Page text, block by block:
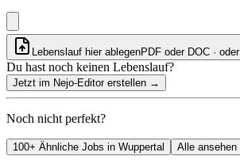
Lebenslauf hier ablegenPDF oder DOC · oder
Du hast noch keinen Lebenslauf?
Jetzt im Nejo-Editor erstellen →
Noch nicht perfekt?
100+ Ähnliche Jobs in Wuppertal Alle ansehen